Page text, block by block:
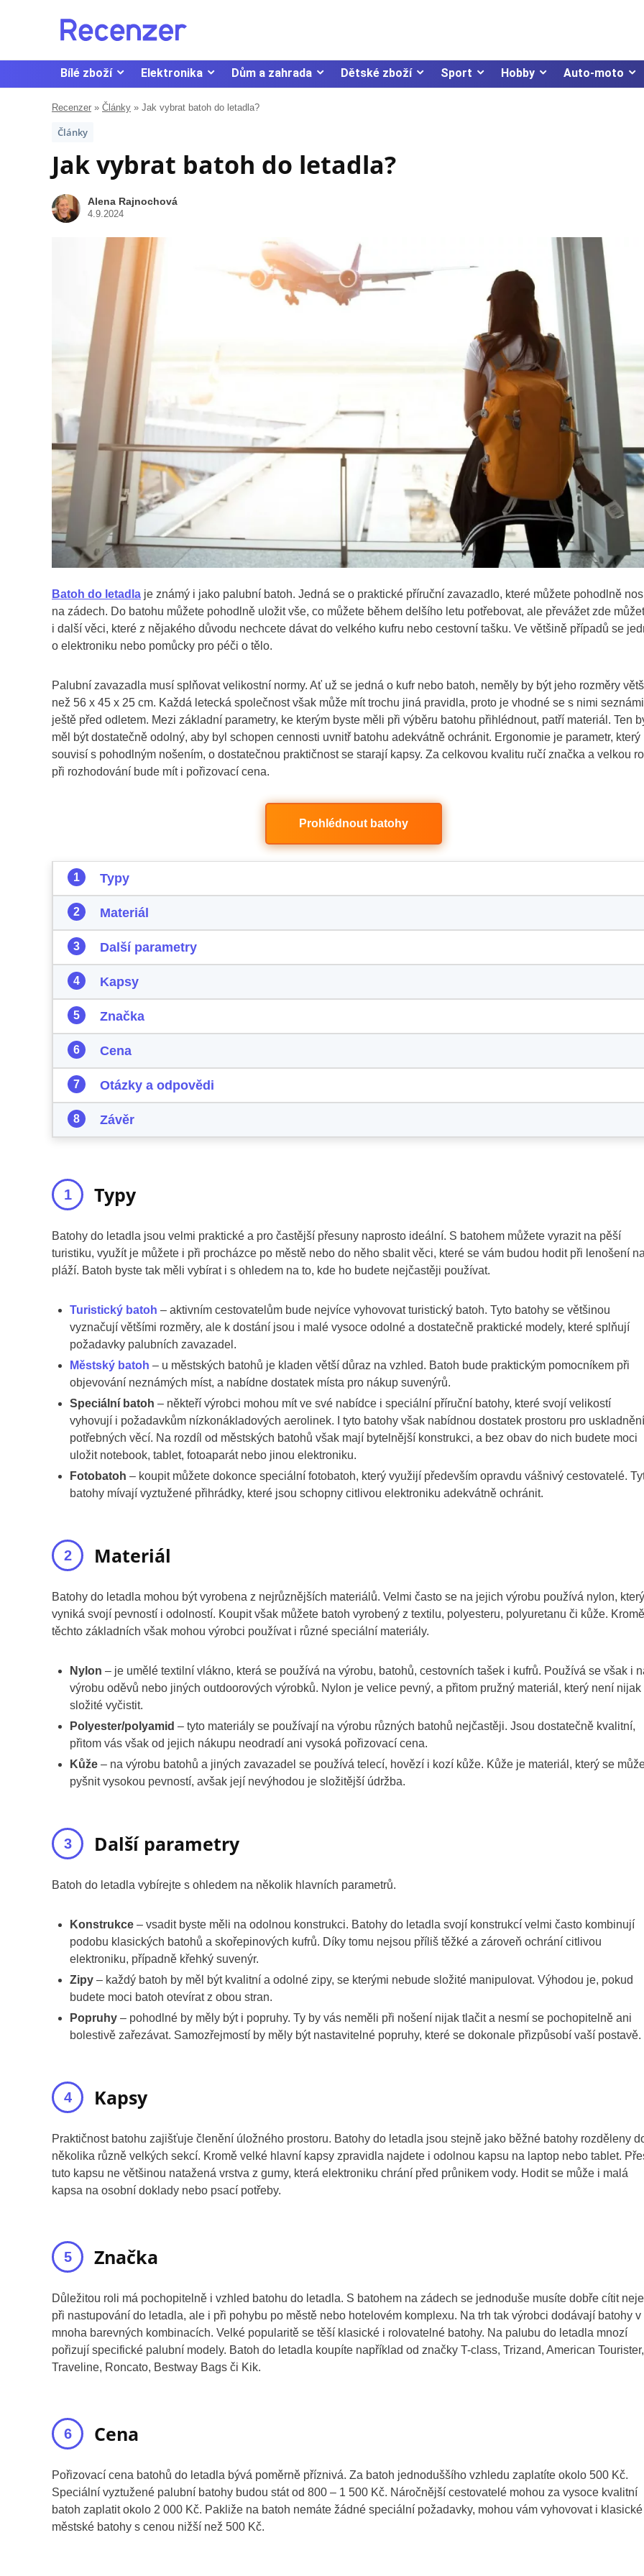
Bílé zboží Elektronika Dům a zahrada Dětské zboží Sport Hobby Auto-moto
Recenzer » Články » Jak vybrat batoh do letadla?
Články
Jak vybrat batoh do letadla?
Alena Rajnochová
4.9.2024
Batoh do letadla je známý i jako palubní batoh. Jedná se o praktické příruční zavazadlo, které můžete pohodlně
na zádech. Do batohu můžete pohodlně uložit vše, co můžete během delšího letu potřebovat, ale převážet zde
i další věci, které z nějakého důvodu nechcete dávat do velkého kufru nebo cestovní tašku. Ve většině případů se
o elektroniku nebo pomůcky pro péči o tělo.
Palubní zavazadla musí splňovat velikostní normy. Ať už se jedná o kufr nebo batoh, neměly by být jeho rozměry
než 56 x 45 x 25 cm. Každá letecká společnost však může mít trochu jiná pravidla, proto je vhodné se s nimi
ještě před odletem. Mezi základní parametry, ke kterým byste měli při výběru batohu přihlédnout, patří materiál. Ten
měl být dostatečně odolný, aby byl schopen cennosti uvnitř batohu adekvátně ochránit. Ergonomie je parametr, který
souvisí s pohodlným nošením, o dostatečnou praktičnost se starají kapsy. Za celkovou kvalitu ručí značka a velkou
při rozhodování bude mít i pořizovací cena.
Prohlédnout batohy
Typy
Materiál
Další parametry
Kapsy
Značka
Cena
Otázky a odpovědi
Závěr
Typy
Batohy do letadla jsou velmi praktické a pro častější přesuny naprosto ideální. S batohem můžete vyrazit na pěší
turistiku, využít je můžete i při procházce po městě nebo do něho sbalit věci, které se vám budou hodit při lenošení
pláží. Batoh byste tak měli vybírat i s ohledem na to, kde ho budete nejčastěji používat.
Turistický batoh – aktivním cestovatelům bude nejvíce vyhovovat turistický batoh. Tyto batohy se většinou
vyznačují většími rozměry, ale k dostání jsou i malé vysoce odolné a dostatečně praktické modely, které splňují
požadavky palubních zavazadel.
Městský batoh – u městských batohů je kladen větší důraz na vzhled. Batoh bude praktickým pomocníkem při
objevování neznámých míst, a nabídne dostatek místa pro nákup suvenýrů.
Speciální batoh – někteří výrobci mohou mít ve své nabídce i speciální příruční batohy, které svojí velikostí
vyhovují i požadavkům nízkonákladových aerolinek. I tyto batohy však nabídnou dostatek prostoru pro uskladnění
potřebných věcí. Na rozdíl od městských batohů však mají bytelnější konstrukci, a bez obav do nich budete moci
uložit notebook, tablet, fotoaparát nebo jinou elektroniku.
Fotobatoh – koupit můžete dokonce speciální fotobatoh, který využijí především opravdu vášnivý cestovatelé.
batohy mívají vyztužené přihrádky, které jsou schopny citlivou elektroniku adekvátně ochránit.
Materiál
Batohy do letadla mohou být vyrobena z nejrůznějších materiálů. Velmi často se na jejich výrobu používá nylon, který
vyniká svojí pevností i odolností. Koupit však můžete batoh vyrobený z textilu, polyesteru, polyuretanu či kůže. Kromě
těchto základních však mohou výrobci používat i různé speciální materiály.
Nylon – je umělé textilní vlákno, která se používá na výrobu, batohů, cestovních tašek i kufrů. Používá se však i
výrobu oděvů nebo jiných outdoorových výrobků. Nylon je velice pevný, a přitom pružný materiál, který není nijak
složité vyčistit.
Polyester/polyamid – tyto materiály se používají na výrobu různých batohů nejčastěji. Jsou dostatečně kvalitní,
přitom vás však od jejich nákupu neodradí ani vysoká pořizovací cena.
Kůže – na výrobu batohů a jiných zavazadel se používá telecí, hovězí i kozí kůže. Kůže je materiál, který se
pyšnit vysokou pevností, avšak její nevýhodou je složitější údržba.
Další parametry
Batoh do letadla vybírejte s ohledem na několik hlavních parametrů.
Konstrukce – vsadit byste měli na odolnou konstrukci. Batohy do letadla svojí konstrukcí velmi často kombinují
podobu klasických batohů a skořepinových kufrů. Díky tomu nejsou příliš těžké a zároveň ochrání citlivou
elektroniku, případně křehký suvenýr.
Zipy – každý batoh by měl být kvalitní a odolné zipy, se kterými nebude složité manipulovat. Výhodou je, pokud
budete moci batoh otevírat z obou stran.
Popruhy – pohodlné by měly být i popruhy. Ty by vás neměli při nošení nijak tlačit a nesmí se pochopitelně ani
bolestivě zařezávat. Samozřejmostí by měly být nastavitelné popruhy, které se dokonale přizpůsobí vaší postavě.
Kapsy
Praktičnost batohu zajišťuje členění úložného prostoru. Batohy do letadla jsou stejně jako běžné batohy rozděleny
několika různě velkých sekcí. Kromě velké hlavní kapsy zpravidla najdete i odolnou kapsu na laptop nebo tablet.
tuto kapsu ne většinou natažená vrstva z gumy, která elektroniku chrání před průnikem vody. Hodit se může i malá
kapsa na osobní doklady nebo psací potřeby.
Značka
Důležitou roli má pochopitelně i vzhled batohu do letadla. S batohem na zádech se jednoduše musíte dobře cítit
při nastupování do letadla, ale i při pohybu po městě nebo hotelovém komplexu. Na trh tak výrobci dodávají batohy v
mnoha barevných kombinacích. Velké popularitě se těší klasické i rolovatelné batohy. Na palubu do letadla mnozí
pořizují specifické palubní modely. Batoh do letadla koupíte například od značky T-class, Trizand, American Tourister,
Traveline, Roncato, Bestway Bags či Kik.
Cena
Pořizovací cena batohů do letadla bývá poměrně příznivá. Za batoh jednoduššího vzhledu zaplatíte okolo 500 Kč.
Speciální vyztužené palubní batohy budou stát od 800 – 1 500 Kč. Náročnější cestovatelé mohou za vysoce kvalitní
batoh zaplatit okolo 2 000 Kč. Pakliže na batoh nemáte žádné speciální požadavky, mohou vám vyhovovat i klasické
městské batohy s cenou nižší než 500 Kč.